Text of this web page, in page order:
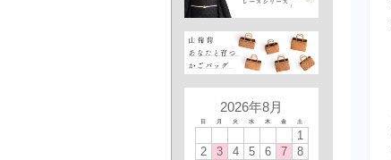
2026年8月
日 月 火 水 木 金 土
1
2
3 4 5 6 7
8